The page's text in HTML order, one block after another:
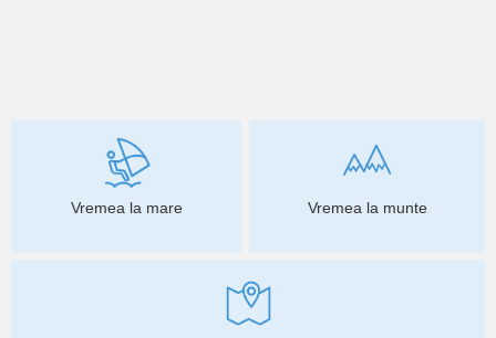
Vremea la mare Vremea la munte